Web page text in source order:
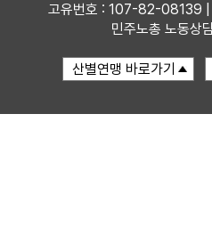
고유번호 : 107-82-08139
민주노총 노동상